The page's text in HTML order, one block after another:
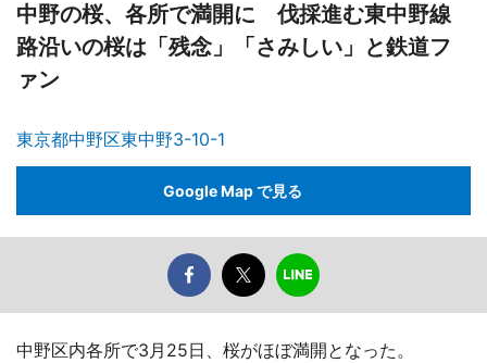
中野の桜、各所で満開に 伐採進む東中野線
路沿いの桜は「残念」「さみしい」と鉄道フ
ァン
東京都中野区東中野3-10-1
Google Map で見る
中野区内各所で3月25日、桜がほぼ満開となった。